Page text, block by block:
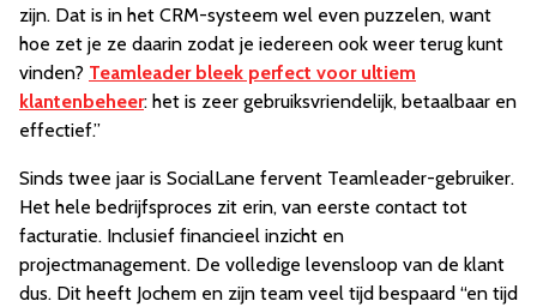
zijn. Dat is in het CRM-systeem wel even puzzelen, want
hoe zet je ze daarin zodat je iedereen ook weer terug kunt
vinden? Teamleader bleek perfect voor ultiem
klantenbeheer: het is zeer gebruiksvriendelijk, betaalbaar en
effectief.”
Sinds twee jaar is SocialLane fervent Teamleader-gebruiker.
Het hele bedrijfsproces zit erin, van eerste contact tot
facturatie. Inclusief financieel inzicht en
projectmanagement. De volledige levensloop van de klant
dus. Dit heeft Jochem en zijn team veel tijd bespaard “en tijd